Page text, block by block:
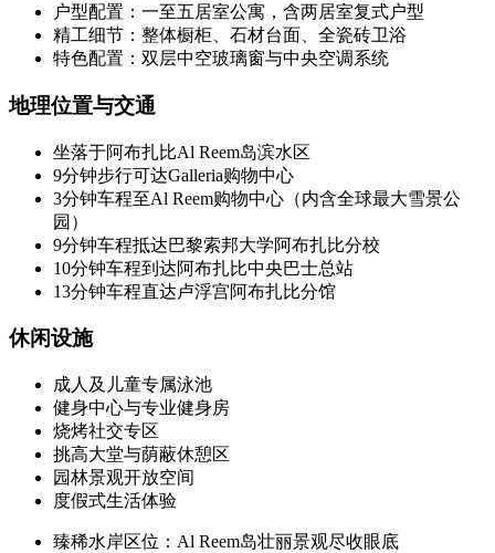
户型配置：一至五居室公寓，含两居室复式户型
精工细节：整体橱柜、石材台面、全瓷砖卫浴
特色配置：双层中空玻璃窗与中央空调系统
地理位置与交通
坐落于阿布扎比Al Reem岛滨水区
9分钟步行可达Galleria购物中心
3分钟车程至Al Reem购物中心（内含全球最大雪景公
园）
9分钟车程抵达巴黎索邦大学阿布扎比分校
10分钟车程到达阿布扎比中央巴士总站
13分钟车程直达卢浮宫阿布扎比分馆
休闲设施
成人及儿童专属泳池
健身中心与专业健身房
烧烤社交专区
挑高大堂与荫蔽休憩区
园林景观开放空间
度假式生活体验
臻稀水岸区位：Al Reem岛壮丽景观尽收眼底